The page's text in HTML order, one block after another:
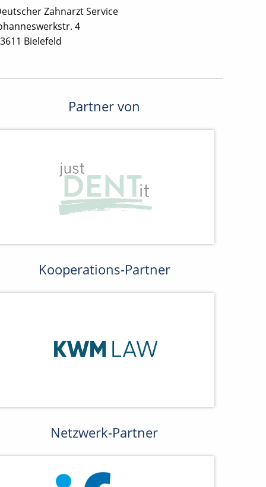
Zahnarzt Service
4
Bielefeld
Partner von
Kooperations-Partner
Netzwerk-Partner